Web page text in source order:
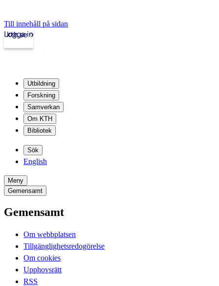
Till innehåll på sidan
kth.se
Logga in
Utbildning
Forskning
Samverkan
Om KTH
Bibliotek
Sök
English
Meny
Gemensamt
Gemensamt
Om webbplatsen
Tillgänglighetsredogörelse
Om cookies
Upphovsrätt
RSS